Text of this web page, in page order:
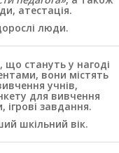
атестація.
люди.
стануть у нагоді
вони містять
учнів,
для вивчення
ігрові завдання.
шкільний вік.